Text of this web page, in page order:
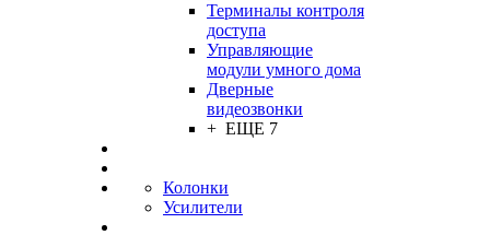
Терминалы контроля
доступа
Управляющие
модули умного дома
Дверные
видеозвонки
+ ЕЩЕ 7
Колонки
Усилители